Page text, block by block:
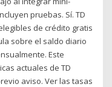
pruebas. Sí. TD
de crédito gratis
sobre el saldo diario
Este
actuales de TD
aviso. Ver las tasas